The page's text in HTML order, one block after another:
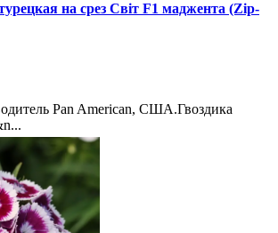
на срез Світ F1 маджента (Zip-
Pan American, США.Гвоздика